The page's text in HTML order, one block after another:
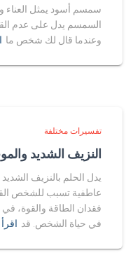
سمسم أسود يمثل
السمسم يدل على عدم
وعندما قال لك شخص ما
تفسيرات مختلفة
النزيف الشديد
يدل الحلم بالنزيف
عاطفية تسبب للشخص
فقدان الطاقة والقوة،
في حياة الشخص. قد اقرأ